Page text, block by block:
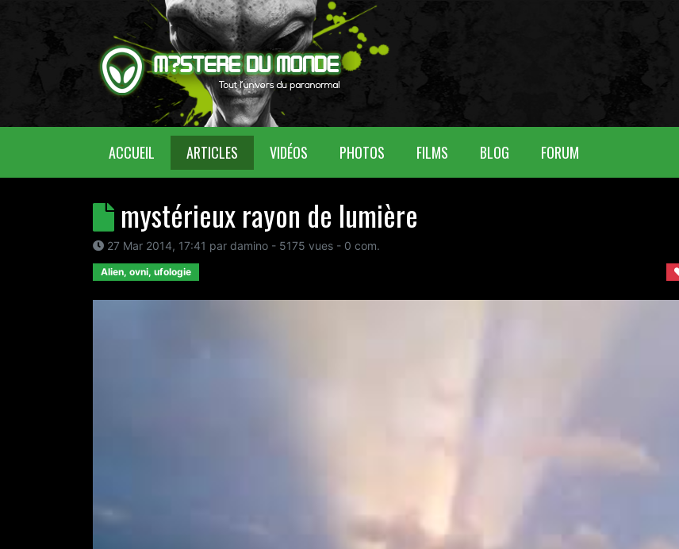
ACCUEIL (CURRENT)ARTICLES VIDÉOS PHOTOS FILMS BLOG FORUM
mystérieux rayon de lumière
27 Mar 2014, 17:41 par damino - 5175 vues - 0 com.
Alien, ovni, ufologie